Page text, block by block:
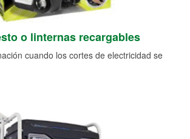
o linternas recargables
cuando los cortes de electricidad se